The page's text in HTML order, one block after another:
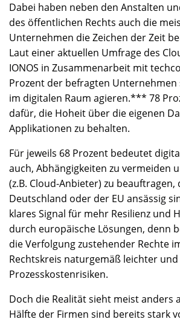
Dabei haben neben den Anstalten
des öffentlichen Rechts auch die
Unternehmen die Zeichen der Zeit
Laut einer aktuellen Umfrage des
IONOS in Zusammenarbeit mit
Prozent der befragten
im digitalen Raum agieren.*** 78
dafür, die Hoheit über die eigenen
Applikationen zu behalten.
Für jeweils 68 Prozent bedeutet
auch, Abhängigkeiten zu vermeiden
(z.B. Cloud-Anbieter) zu beauftragen,
Deutschland oder der EU ansässig
klares Signal für mehr Resilienz und
durch europäische Lösungen, denn
die Verfolgung zustehender Rechte
Rechtskreis naturgemäß leichter
Prozesskostenrisiken.
Doch die Realität sieht meist anders
Hälfte der Firmen sind bereits stark